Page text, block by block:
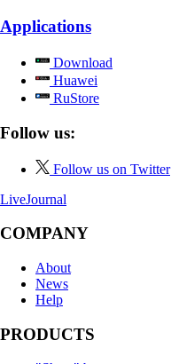
Applications
Download
Huawei
RuStore
Follow us:
Follow us on Twitter
LiveJournal
COMPANY
About
News
Help
PRODUCTS